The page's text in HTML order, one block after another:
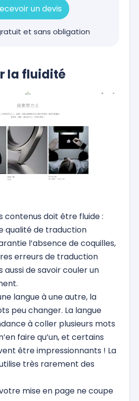
un devis
et sans obligation
la fluidité
contenus doit être fluide :
qualité de traduction
l’absence de coquilles,
erreurs de traduction
aussi de savoir couler un
langue à une autre, la
peu changer. La langue
à coller plusieurs mots
faire qu’un, et certains
être impressionnants ! La
très rarement des
mise en page ne coupe